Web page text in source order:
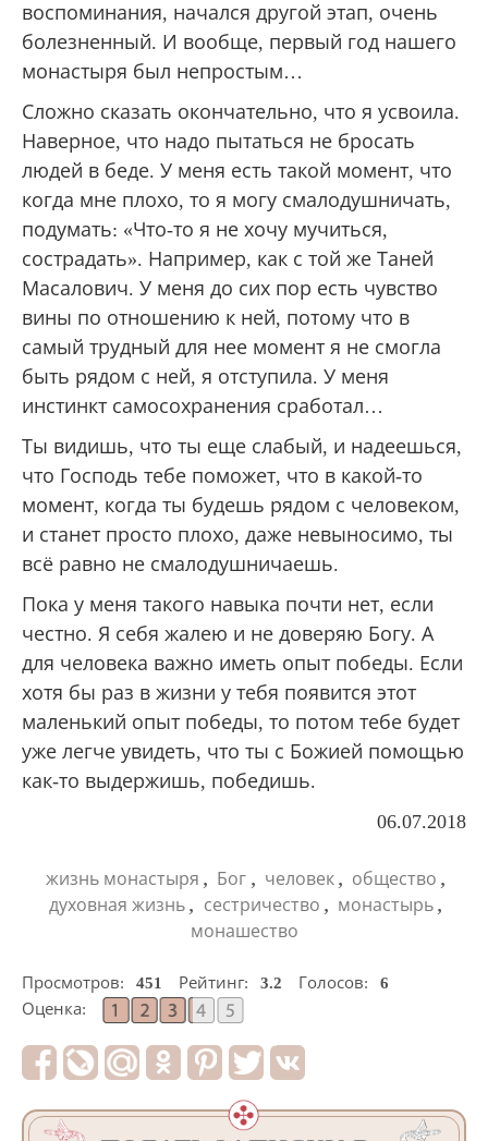
воспоминания, начался другой этап, очень
болезненный. И вообще, первый год нашего
монастыря был непростым…
Сложно сказать окончательно, что я усвоила.
Наверное, что надо пытаться не бросать
людей в беде. У меня есть такой момент, что
когда мне плохо, то я могу смалодушничать,
подумать: «Что-то я не хочу мучиться,
сострадать». Например, как с той же Таней
Масалович. У меня до сих пор есть чувство
вины по отношению к ней, потому что в
самый трудный для нее момент я не смогла
быть рядом с ней, я отступила. У меня
инстинкт самосохранения сработал…
Ты видишь, что ты еще слабый, и надеешься,
что Господь тебе поможет, что в какой-то
момент, когда ты будешь рядом с человеком,
и станет просто плохо, даже невыносимо, ты
всё равно не смалодушничаешь.
Пока у меня такого навыка почти нет, если
честно. Я себя жалею и не доверяю Богу. А
для человека важно иметь опыт победы. Если
хотя бы раз в жизни у тебя появится этот
маленький опыт победы, то потом тебе будет
уже легче увидеть, что ты с Божией помощью
как-то выдержишь, победишь.
06.07.2018
жизнь монастыря , Бог , человек , общество ,
духовная жизнь , сестричество , монастырь ,
монашество
Просмотров: 451 Рейтинг: 3.2 Голосов:
6
Оценка: